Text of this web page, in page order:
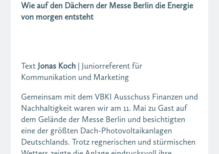
Wie auf den Dächern der Messe Berlin die Energie
von morgen entsteht
Text Jonas Koch| Juniorreferent für
Kommunikation und Marketing
Gemeinsam mit dem VBKI Ausschuss Finanzen und
Nachhaltigkeit waren wir am 11. Mai zu Gast auf
dem Gelände der Messe Berlin und besichtigten
eine der größten Dach-Photovoltaikanlagen
Deutschlands. Trotz regnerischen und stürmischen